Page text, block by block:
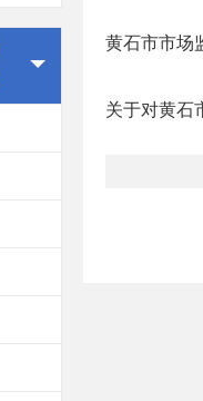
黄石市市场
关于对黄石